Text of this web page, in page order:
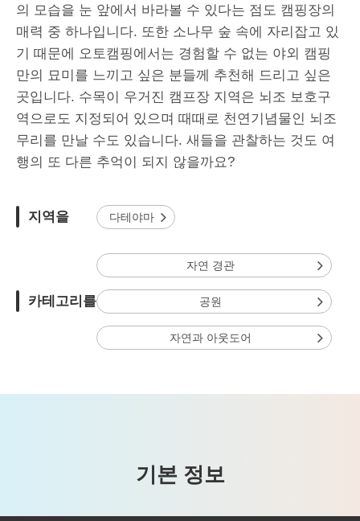
의 모습을 눈 앞에서 바라볼 수 있다는 점도 캠핑장의
매력 중 하나입니다. 또한 소나무 숲 속에 자리잡고 있
기 때문에 오토캠핑에서는 경험할 수 없는 야외 캠핑
만의 묘미를 느끼고 싶은 분들께 추천해 드리고 싶은
곳입니다. 수목이 우거진 캠프장 지역은 뇌조 보호구
역으로도 지정되어 있으며 때때로 천연기념물인 뇌조
무리를 만날 수도 있습니다. 새들을 관찰하는 것도 여
행의 또 다른 추억이 되지 않을까요?
지역을 다테야마
카테고리를
자연 경관
공원
자연과 아웃도어
기본 정보